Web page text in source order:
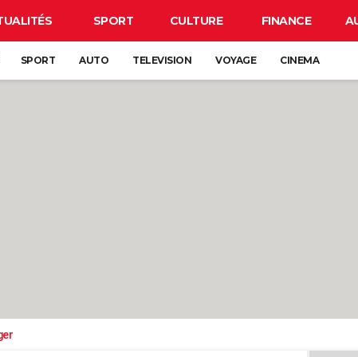
SPORT CULTURE FINANCE
SPORT AUTO TELEVISION VOYAGE CINEMA